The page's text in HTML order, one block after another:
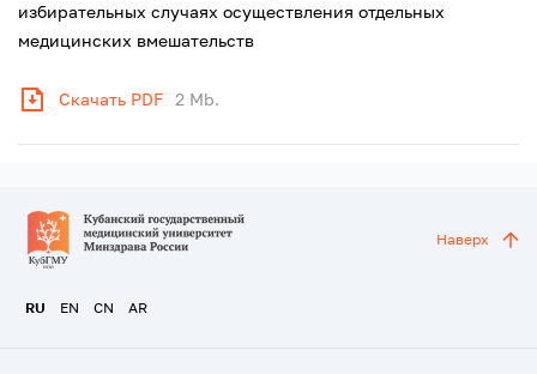
избирательных случаях осуществления отдельных
медицинских вмешательств
Скачать PDF 2 Mb.
RU EN CN AR
Наверх